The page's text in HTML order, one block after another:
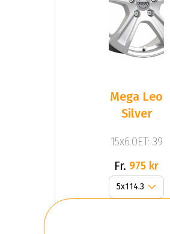
Mega Leo
Silver
15x6.0ET: 39
Fr. 975 kr